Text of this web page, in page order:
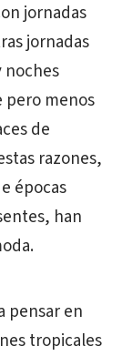
jornadas
jornadas
noches
pero menos
de
razones,
épocas
han
pensar en
tropicales